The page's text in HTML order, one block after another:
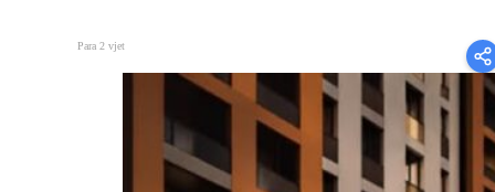
Para 2 vjet